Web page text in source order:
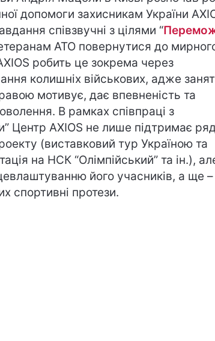
допомоги захисникам України
співзвучні з цілями “
АТО повернутися до
робить це зокрема через
колишніх військових, адже
мотивує, дає впевненість та
В рамках співпраці з
Центр AXIOS не лише підтримає
(виставковий тур Україною та
на НСК “Олімпійський” та ін.),
його учасників, а ще –
спортивні протези.